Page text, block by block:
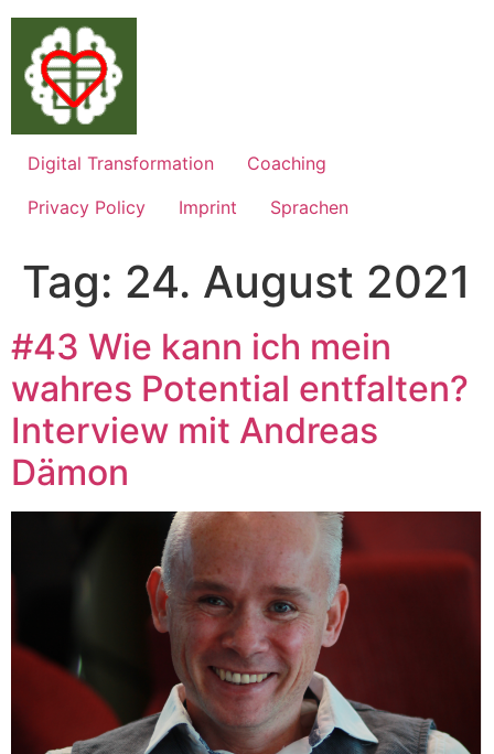
Zum
Inhalt
springen
Digital Transformation
Coaching
Privacy Policy
Imprint Sprachen
Tag: 24. August 2021
#43 Wie kann ich mein
wahres Potential entfalten?
Interview mit Andreas
Dämon